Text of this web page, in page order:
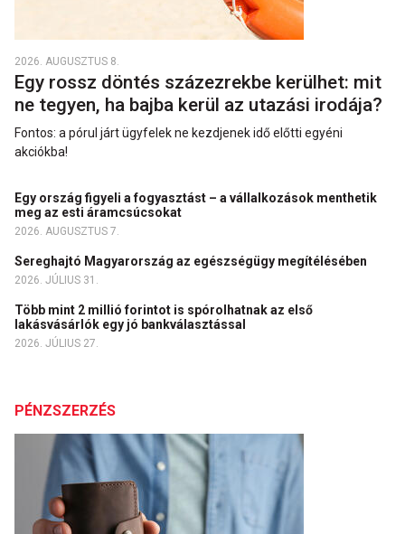
2026. AUGUSZTUS 8.
Egy rossz döntés százezrekbe kerülhet: mit
ne tegyen, ha bajba kerül az utazási irodája?
Fontos: a pórul járt ügyfelek ne kezdjenek idő előtti egyéni
akciókba!
Egy ország figyeli a fogyasztást – a vállalkozások menthetik
meg az esti áramcsúcsokat
2026. AUGUSZTUS 7.
Sereghajtó Magyarország az egészségügy megítélésében
2026. JÚLIUS 31.
Több mint 2 millió forintot is spórolhatnak az első
lakásvásárlók egy jó bankválasztással
2026. JÚLIUS 27.
PÉNZSZERZÉS